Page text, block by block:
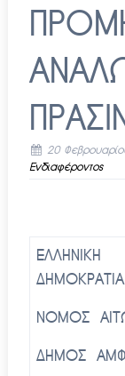
20
Ενδιαφέροντος
ΕΛΛΗΝΙΚΗ
ΔΗΜΟΚΡΑΤΙΑ
ΝΟΜΟΣ
ΔΗΜΟΣ